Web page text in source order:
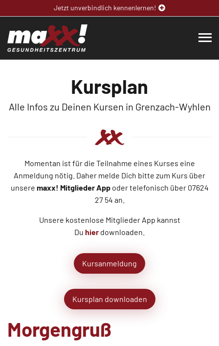
Jetzt unverbindlich kennenlernen!
Kursplan
Alle Infos zu Deinen Kursen in Grenzach-Wyhlen
Momentan ist für die Teilnahme eines Kurses eine
Anmeldung nötig. Daher melde Dich bitte zum Kurs über
unsere maxx! Mitglieder Appoder telefonisch über 07624
27 54 an.
Unsere kostenlose Mitglieder App kannst
Du hier downloaden.
Kursanmeldung
Kursplan downloaden
Morgengruß